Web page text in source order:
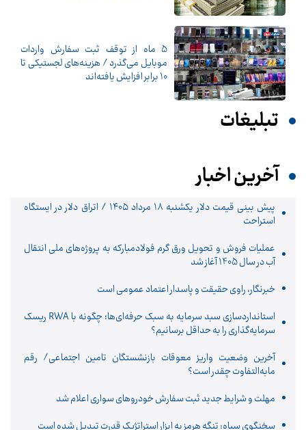
5 ماه از توقف ثبت سفارش واردات
موبایل می‌گذرد / هزینه‌های لجستیکی تا
10 برابر افزایش یافته‌اند
تبلیغات
آخرین اخبار
پیش ‌بینی قیمت دلار یکشنبه ۱۸ مرداد ۱۴۰۵ / اتراق دلار در ایستگاه
استراحت
عملیات فروش و تحویل ورق گرم فولادمبارکه به پروژه‌های ملی انتقال
آب در سال 1405 آغاز شد
خبرنگار، راوی حقیقت و پاسدار اعتماد عمومی است
استانداردسازی سبد سرمایه به سبک حرفه‌ای‌ها؛ چگونه با RWA ریسک
سرمایه‌گذاری را به حداقل برسانیم؟
آخرین وضعیت واریز معوقات بازنشستگان تامین اجتماعی/ رقم
مابه‌التفاوت چقدر است؟
مهلت و شرایط جدید ثبت سفارش خودروهای سواری اعلام شد
سخنگوی سپاه: تنگه هرمز به ابزار استراتژیک قدرت تبدیل شده است